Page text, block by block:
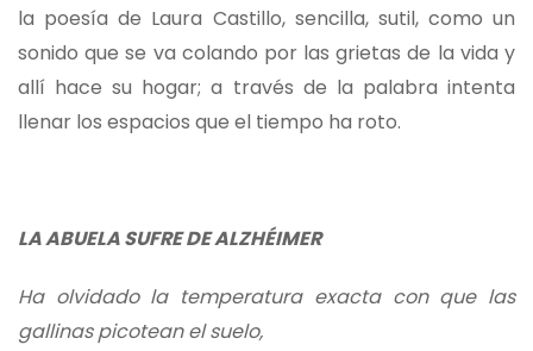
la poesía de Laura Castillo, sencilla, sutil, como un
sonido que se va colando por las grietas de la vida y
allí hace su hogar; a través de la palabra intenta
llenar los espacios que el tiempo ha roto.
LA ABUELA SUFRE DE ALZHÉIMER
Ha olvidado la temperatura exacta con que las
gallinas picotean el suelo,